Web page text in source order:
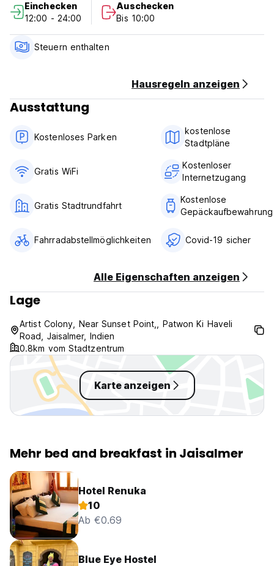
6 Private Räume
1 Gemeinsame Lounge mit Gitarrenreisbüchern und
Magazinen
1 riesiger Dach mit einem schönen Panoramablick auf das
language)
Einchecken
12:00 - 24:00
Auschecken
Bis 10:00
Steuern enthalten
Hausregeln anzeigen
Ausstattung
Kostenloses Parken
kostenlose
Stadtpläne
Gratis WiFi
Kostenloser
Internetzugang
Gratis Stadtrundfahrt
Kostenlose
Gepäckaufbewahrung
Fahrradabstellmöglichkeiten Covid-19 sicher
Alle Eigenschaften anzeigen
Lage
Artist Colony, Near Sunset Point,, Patwon Ki Haveli
Road, Jaisalmer, Indien
0.8km vom Stadtzentrum
Karte anzeigen
Mehr bed and breakfast in Jaisalmer
Hotel Renuka
10
Ab €0.69
Blue Eye Hostel